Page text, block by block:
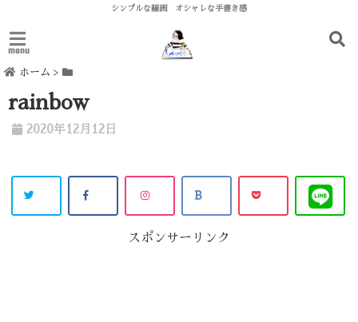
シンプルな線画 オシャレな手書き感
menu
ホーム >
rainbow
2020年12月12日
スポンサーリンク